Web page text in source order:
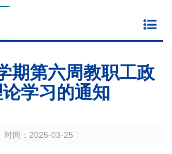
期第六周教职工政
学习的通知
时间： 2025-03-25